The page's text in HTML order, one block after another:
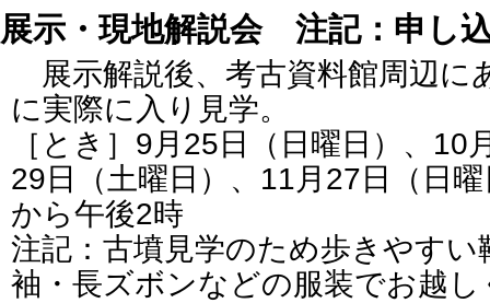
展示・現地解説会 注記：申し
展示解説後、考古資料館周辺に
に実際に入り見学。
［とき］9月25日（日曜日）、10
29日（土曜日）、11月27日（日
から午後2時
注記：古墳見学のため歩きやす
袖・長ズボンなどの服装でお越